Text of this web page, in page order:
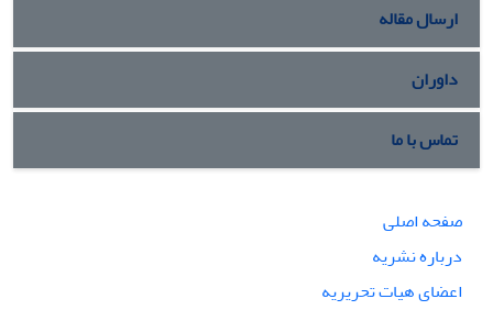
ارسال مقاله
داوران
تماس با ما
صفحه اصلی
درباره نشریه
اعضای هیات تحریریه